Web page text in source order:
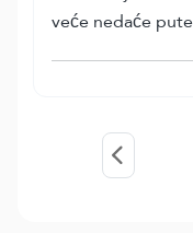
veće nedaće